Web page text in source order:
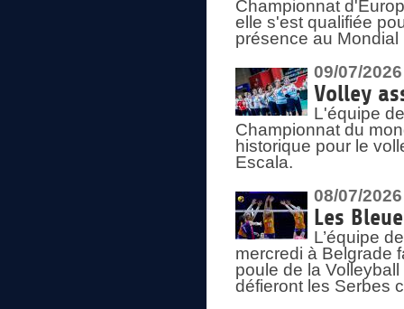
Championnat
elle s'est qualifiée
présence au
09/07/2026
Volley
L'équipe
Championnat du
historique pour le
Escala.
08/07/2026
Les
L’équipe
mercredi à Belgrade
poule de la
défieront les Serbes